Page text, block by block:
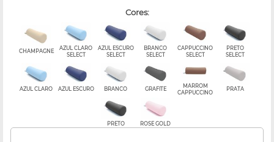
cores:
CHAMPAGNE
AZUL CLARO
SELECT
AZUL ESCURO
SELECT
BRANCO
SELECT
CAPPUCCINO
SELECT
PRETO
SELECT
AZUL CLARO AZUL ESCURO BRANCO GRAFITE
MARROM
CAPPUCCINO
PRATA
PRETO ROSE GOLD